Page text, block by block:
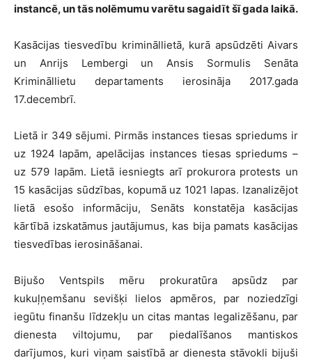
instancē,un tāsnolēmumuvarētu sagaidīt šī gada laikā.
Kasācijas tiesvedību krimināllietā, kurā apsūdzēti Aivars
un Anrijs Lembergi un Ansis Sormulis Senāta
Krimināllietu departaments ierosināja 2017.gada
17.decembrī.
Lietā ir 349 sējumi. Pirmās instances tiesas spriedums ir
uz 1924 lapām, apelācijas instances tiesas spriedums –
uz 579 lapām. Lietā iesniegts arī prokurora protests un
15 kasācijas sūdzības, kopumā uz 1021 lapas. Izanalizējot
lietā esošo informāciju, Senāts konstatēja kasācijas
kārtībā izskatāmus jautājumus, kas bija pamats kasācijas
tiesvedības ierosināšanai.
Bijušo Ventspils mēru prokuratūra apsūdz par
kukuļņemšanu sevišķi lielos apmēros, par noziedzīgi
iegūtu finanšu līdzekļu un citas mantas legalizēšanu, par
dienesta viltojumu, par piedalīšanos mantiskos
darījumos, kuri viņam saistībā ar dienesta stāvokli bijuši